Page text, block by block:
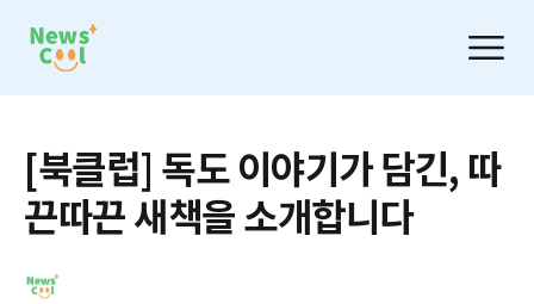
[북클럽] 독도 이야기가 담긴, 따
끈따끈 새책을 소개합니다